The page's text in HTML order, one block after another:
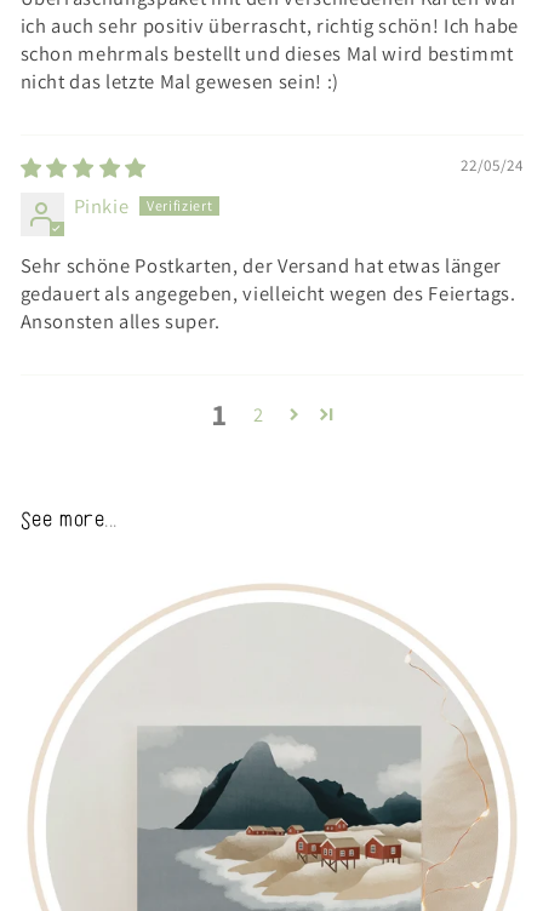
ich auch sehr positiv überrascht, richtig schön! Ich habe
schon mehrmals bestellt und dieses Mal wird bestimmt
nicht das letzte Mal gewesen sein! :)
22/05/24
Pinkie
Sehr schöne Postkarten, der Versand hat etwas länger
gedauert als angegeben, vielleicht wegen des Feiertags.
Ansonsten alles super.
1 2
See more...